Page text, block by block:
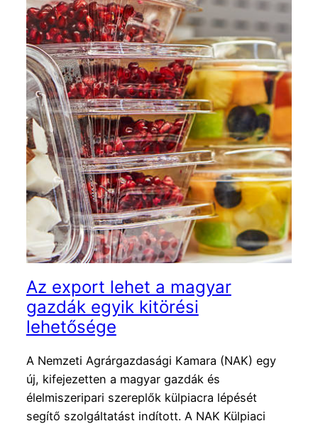
Az export lehet a magyar
gazdák egyik kitörési
lehetősége
A Nemzeti Agrárgazdasági Kamara (NAK) egy
új, kifejezetten a magyar gazdák és
élelmiszeripari szereplők külpiacra lépését
segítő szolgáltatást indított. A NAK Külpiaci